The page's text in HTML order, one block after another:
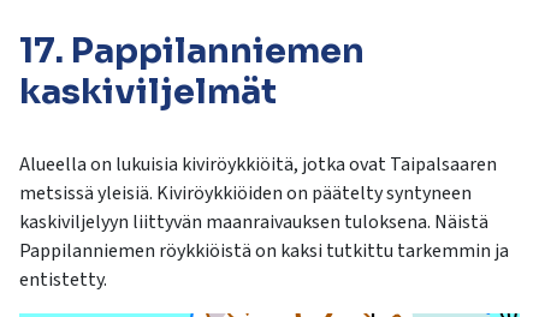
painamalla
enteriä.
Kosketuslaitteiden
voivat
käyttää
kosketus-
ja
pyyhkäisyliikkeitä.
Työ ja yrittäminen
17. Pappilanniemen
kaskiviljelmät
Alueella on lukuisia kiviröykkiöitä, jotka ovat Taipalsaaren
metsissä yleisiä. Kiviröykkiöiden on päätelty syntyneen
kaskiviljelyyn liittyvän maanraivauksen tuloksena. Näistä
Pappilanniemen röykkiöistä on kaksi tutkittu tarkemmin ja
entistetty.